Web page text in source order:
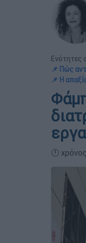
Ενότητες
📌 Πώς
📌 Η
🕛